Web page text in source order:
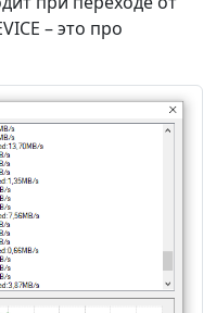
– это про